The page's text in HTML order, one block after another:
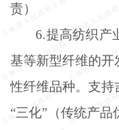
责）
6.提高纺织产
基等新型纤维的开
性纤维品种。支持
“三化”（传统产